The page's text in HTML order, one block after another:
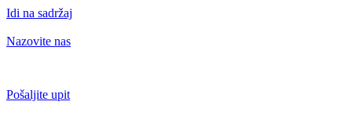
Idi na sadržaj
Nazovite nas
Pošaljite upit